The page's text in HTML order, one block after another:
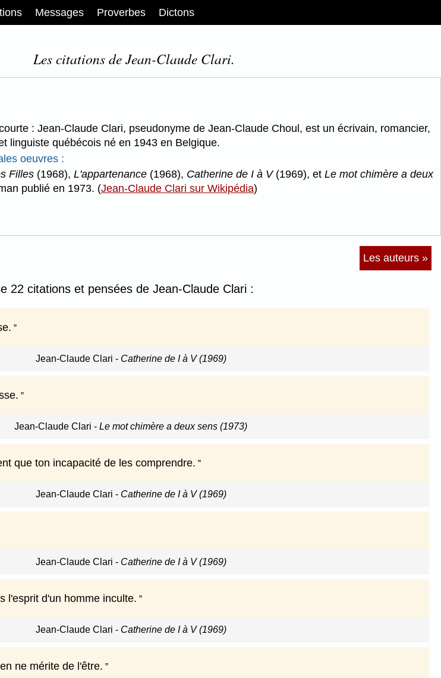
Messages Proverbes Dictons
Les citations de Jean-Claude Clari.
: Jean-Claude Clari, pseudonyme de Jean-Claude Choul, est un écrivain, romancier,
linguiste québécois né en 1943 en Belgique.
oeuvres :
Filles (1968), L'appartenance (1968), Catherine de I à V(1969), et Le mot chimère a deux
publié en 1973. (Jean-Claude Clari sur Wikipédia)
Les auteurs »
22 citations et pensées de Jean-Claude Clari :
Jean-Claude Clari - Catherine de I à V (1969)
Jean-Claude Clari - Le mot chimère a deux sens (1973)
que ton incapacité de les comprendre.
Jean-Claude Clari - Catherine de I à V (1969)
Jean-Claude Clari - Catherine de I à V (1969)
l'esprit d'un homme inculte.
Jean-Claude Clari - Catherine de I à V (1969)
ne mérite de l'être.